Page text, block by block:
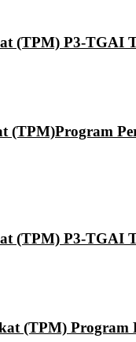
(TPM) P3-TGAI
(TPM)Program
(TPM) P3-TGAI
(TPM)